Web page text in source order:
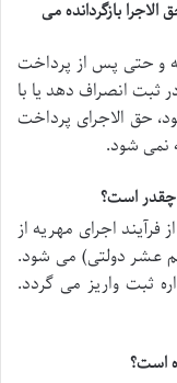
بازگردانده می
و حتی پس از پرداخت
ثبت انصراف دهد یا با
حق الاجرای پرداخت
نمی شود.
چقدر است؟
اجرای مهریه از
عشر دولتی) می شود.
ثبت واریز می گردد.